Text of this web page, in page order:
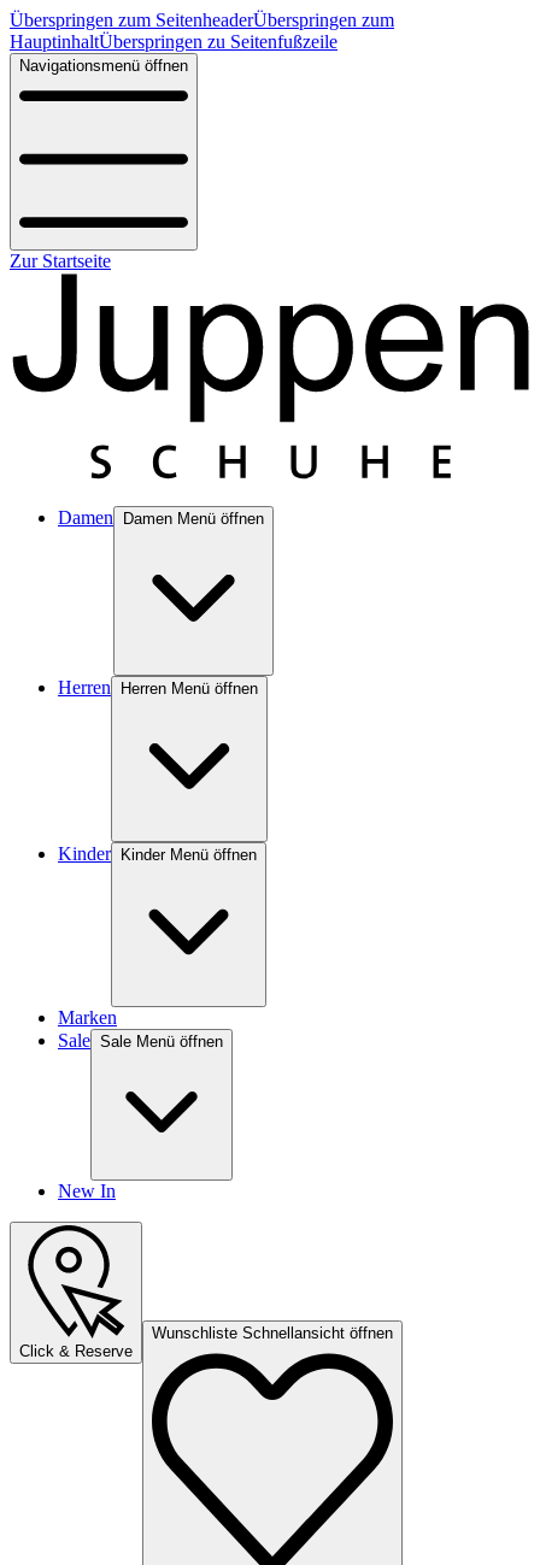
Überspringen zum SeitenheaderÜberspringen zum
HauptinhaltÜberspringen zu Seitenfußzeile
Navigationsmenü öffnen
Zur Startseite
Damen Damen Menü öffnen
Herren Herren Menü öffnen
Kinder Kinder Menü öffnen
Marken
Sale Sale Menü öffnen
New In
Click & Reserve
Wunschliste Schnellansicht öffnen